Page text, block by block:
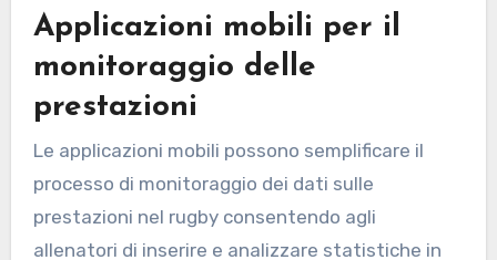
Applicazioni mobili per il
monitoraggio delle
prestazioni
Le applicazioni mobili possono semplificare il
processo di monitoraggio dei dati sulle
prestazioni nel rugby consentendo agli
allenatori di inserire e analizzare statistiche in